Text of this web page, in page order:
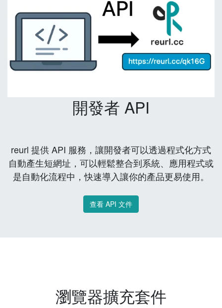
開發者 API
reurl 提供 API 服務，讓開發者可以透過程式化方式
自動產生短網址，可以輕鬆整合到系統、應用程式或
是自動化流程中，快速導入讓你的產品更易使用。
查看 API 文件
瀏覽器擴充套件